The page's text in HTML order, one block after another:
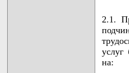
2.1.
услуг
на: